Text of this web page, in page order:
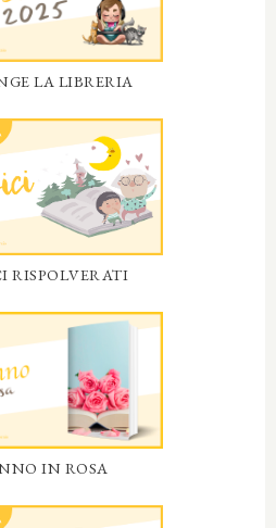
LA LIBRERIA
RISPOLVERATI
IN ROSA